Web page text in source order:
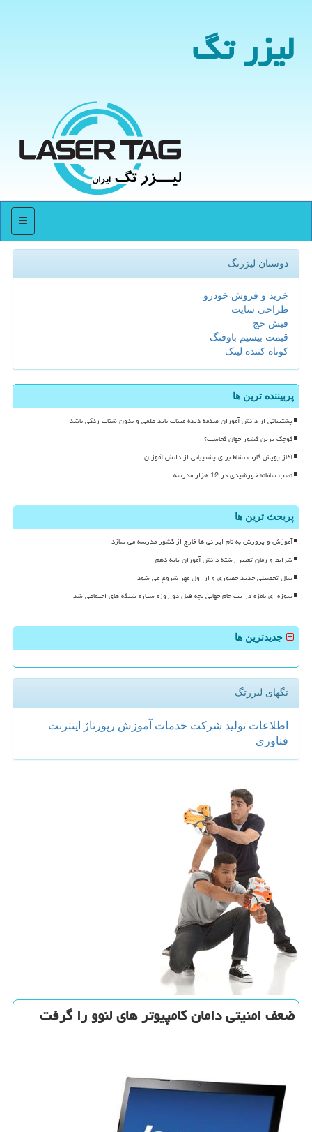
لیزر تگ
منو
دوستان لیزرتگ
خرید و فروش خودرو
طراحی سایت
فیش حج
قیمت بیسیم باوفنگ
کوتاه کننده لینک
پربیننده ترین ها
پشتیبانی از دانش آموزان صدمه دیده میناب باید علمی و بدون شتاب زدگی باشد
کوچک ترین کشور جهان کجاست؟
آغاز پویش کارت نشاط برای پشتیبانی از دانش آموزان
نصب سامانه خورشیدی در 12 هزار مدرسه
پربحث ترین ها
آموزش و پرورش به نام ایرانی ها خارج از کشور مدرسه می سازد
شرایط و زمان تغییر رشته دانش آموزان پایه دهم
سال تحصیلی جدید حضوری و از اول مهر شروع می شود
سوژه ای بامزه در تب جام جهانی بچه فیل دو روزه ستاره شبکه های اجتماعی شد
جدیدترین ها
تگهای لیزرتگ
اطلاعات تولید شركت خدمات آموزش رپورتاژ
اینترنت
فناوری
ضعف امنیتی دامان كامپیوتر های لنوو را گرفت